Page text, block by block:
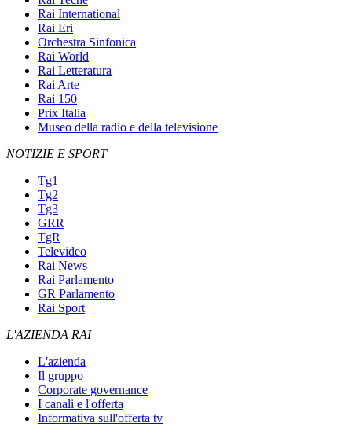
Rai International
Rai Eri
Orchestra Sinfonica
Rai World
Rai Letteratura
Rai Arte
Rai 150
Prix Italia
Museo della radio e della televisione
NOTIZIE E SPORT
Tg1
Tg2
Tg3
GRR
TgR
Televideo
Rai News
Rai Parlamento
GR Parlamento
Rai Sport
L'AZIENDA RAI
L'azienda
Il gruppo
Corporate governance
I canali e l'offerta
Informativa sull'offerta tv